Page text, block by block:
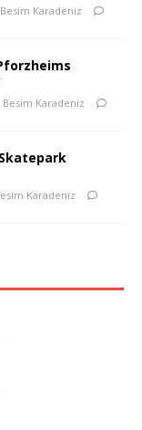
Besim Karadeniz
Besim Karadeniz
Karadeniz